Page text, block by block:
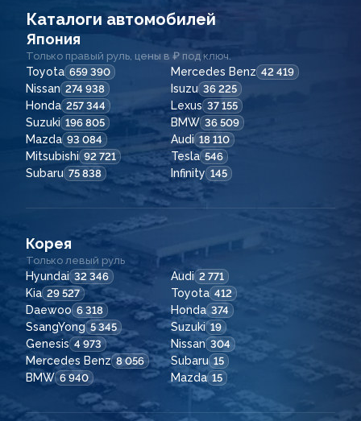
Каталоги автомобилей
Япония
Только правый руль, цены в ₽ под ключ.
Toyota 659 390 Mercedes Benz 42 419
Nissan 274 938 Isuzu 36 225
Honda 257 344 Lexus 37 155
Suzuki 196 805 BMW 36 509
Mazda 93 084 Audi 18 110
Mitsubishi 92 721 Tesla 546
Subaru 75 838 Infinity 145
Корея
Только левый руль
Hyundai 32 346 Audi 2 771
Kia 29 527 Toyota 412
Daewoo 6 318 Honda 374
SsangYong 5 345 Suzuki 19
Genesis 4 973 Nissan 304
Mercedes Benz 8 056 Subaru 15
BMW 6 940 Mazda 15